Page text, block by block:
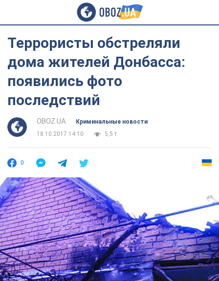
Террористы обстреляли
дома жителей Донбасса:
появились фото
последствий
OBOZ.UA
Криминальные новости
18.10.2017 14:10
5,5 т.
0